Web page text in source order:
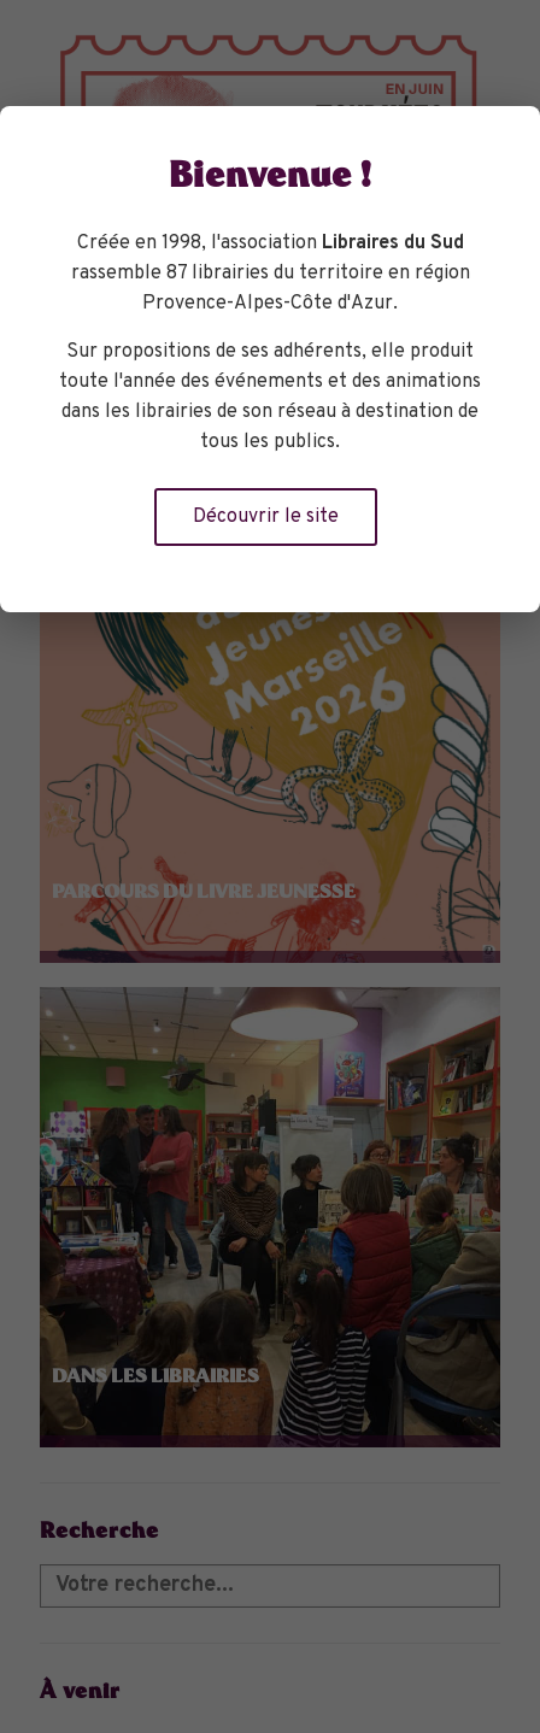
TOURNÉES GÉNÉRALES
PARCOURS DU LIVRE JEUNESSE
DANS LES LIBRAIRIES
Recherche
À venir
Bienvenue !
Créée en 1998, l'association Libraires du Sud
rassemble 87 librairies du territoire en région
Provence-Alpes-Côte d'Azur.
Sur propositions de ses adhérents, elle produit
toute l'année des événements et des animations
dans les librairies de son réseau à destination de
tous les publics.
Découvrir le site